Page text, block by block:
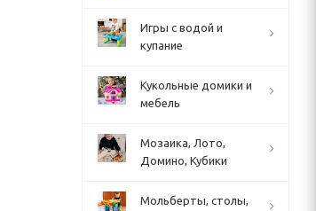
Игры с водой и
купание
Кукольные домики и
мебель
Мозаика, Лото,
Домино, Кубики
Мольберты, столы,